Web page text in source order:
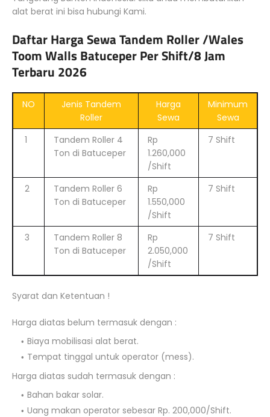
alat berat ini bisa hubungi Kami.
Daftar Harga Sewa Tandem Roller /Wales
Toom Walls Batuceper Per Shift/8 Jam
Terbaru 2026
NO
Jenis Tandem
Roller
Harga
Sewa
Minimum
Sewa
1
Tandem Roller 4
Ton di Batuceper
Rp
1.260,000
/Shift
7 Shift
2
Tandem Roller 6
Ton di Batuceper
Rp
1.550,000
/Shift
7 Shift
3
Tandem Roller 8
Ton di Batuceper
Rp
2.050,000
/Shift
7 Shift
Syarat dan Ketentuan !
Harga diatas belum termasuk dengan :
Biaya mobilisasi alat berat.
Tempat tinggal untuk operator (mess).
Harga diatas sudah termasuk dengan :
Bahan bakar solar.
Uang makan operator sebesar Rp. 200,000/Shift.